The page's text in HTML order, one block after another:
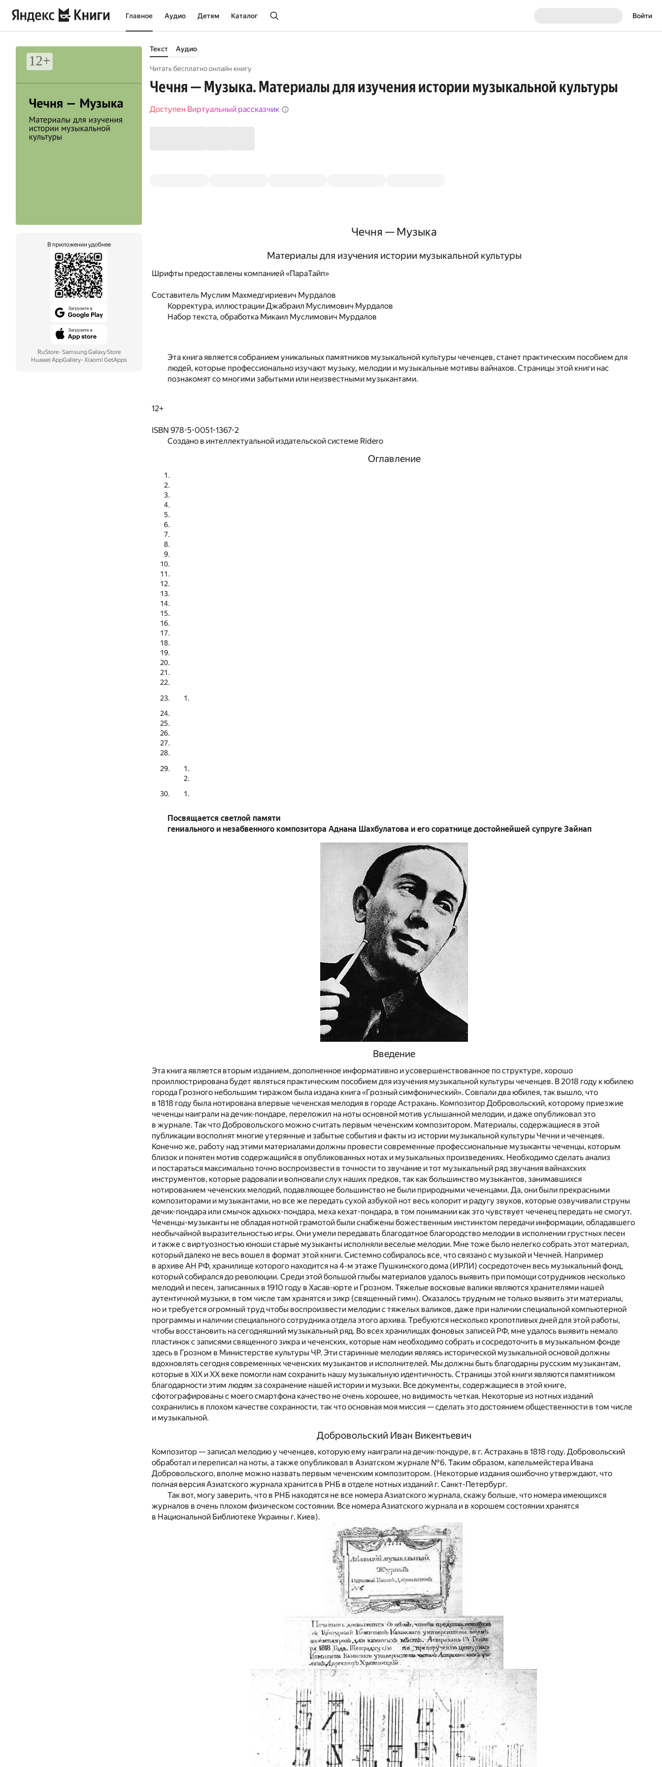
Главное Аудио Детям Каталог Войти
В приложении удобнее
RuStore· Samsung Galaxy Store
Huawei AppGallery· Xiaomi GetApps
Текст Аудио
Читать бесплатно онлайн книгу
Чечня — Музыка. Материалы для изучения истории музыкальной культуры
Доступен Виртуальный рассказчик
Чечня — Музыка
Материалы для изучения истории музыкальной культуры
Шрифты предоставлены компанией «ПараТайп»
Составитель Муслим Махмедгириевич Мурдалов
Корректура, иллюстрацииДжабраил Муслимович Мурдалов
Набор текста, обработка Микаил Муслимович Мурдалов
Эта книга является собранием уникальных памятников музыкальной культуры чеченцев, станет практическим пособием для
людей, которые профессионально изучают музыку, мелодии и музыкальные мотивы вайнахов. Страницы этой книги нас
познакомят со многими забытыми или неизвестными музыкантами.
12+
ISBN 978-5-0051-1367-2
Создано в интеллектуальной издательской системе Ridero
Оглавление
Посвящается светлой памяти
гениального и незабвенного композитора Аднана Шахбулатова и его соратнице достойнейшей супруге Зайнап
Введение
Эта книга является вторым изданием, дополненное информативно и усовершенствованное по структуре, хорошо
проиллюстрирована будет являться практическим пособием для изучения музыкальной культуры чеченцев. В 2018 году к юбилею
города Грозного небольшим тиражом была издана книга «Грозный симфонический». Совпали два юбилея, так вышло, что
в 1818 году была нотирована впервые чеченская мелодия в городе Астрахань. Композитор Добровольский, которому приезжие
чеченцы наиграли на дечик-пондаре, переложил на ноты основной мотив услышанной мелодии, и даже опубликовал это
в журнале. Так что Добровольского можно считать первым чеченским композитором. Материалы, содержащиеся в этой
публикации восполнят многие утерянные и забытые события и факты из истории музыкальной культуры Чечни и чеченцев.
Конечно же, работу над этими материалами должны провести современные профессиональные музыканты чеченцы, которым
близок и понятен мотив содержащийся в опубликованных нотах и музыкальных произведениях. Необходимо сделать анализ
и постараться максимально точно воспроизвести в точности то звучание и тот музыкальный ряд звучания вайнахских
инструментов, которые радовали и волновали слух наших предков, так как большинство музыкантов, занимавшихся
нотированием чеченских мелодий, подавляющее большинство не были природными чеченцами. Да, они были прекрасными
композиторами и музыкантами, но все же передать сухой азбукой нот весь колорит и радугу звуков, которые озвучивали струны
дечик-пондара или смычок адхьокх-пондара, меха кехат-пондара, в том понимании как это чувствует чеченец передать не смогут.
Чеченцы-музыканты не обладая нотной грамотой были снабжены божественным инстинктом передачи информации, обладавшего
необычайной выразительностью игры. Они умели передавать благодатное благородство мелодии в исполнении грустных песен
и также с виртуозностью юноши старые музыканты исполняли веселые мелодии. Мне тоже было нелегко собрать этот материал,
который далеко не весь вошел в формат этой книги. Системно собиралось все, что связано с музыкой и Чечней. Например
в архиве АН РФ, хранилище которого находится на 4-м этаже Пушкинского дома (ИРЛИ) сосредоточен весь музыкальный фонд,
который собирался до революции. Среди этой большой глыбы материалов удалось выявить при помощи сотрудников несколько
мелодий и песен, записанных в 1910 году в Хасав-юрте и Грозном. Тяжелые восковые валики являются хранителями нашей
аутентичной музыки, в том числе там хранятся и зикр (священный гимн). Оказалось трудным не только выявить эти материалы,
но и требуется огромный труд чтобы воспроизвести мелодии с тяжелых валиков, даже при наличии специальной компьютерной
программы и наличии специального сотрудника отдела этого архива. Требуются несколько кропотливых дней для этой работы,
чтобы восстановить на сегодняшний музыкальный ряд. Во всех хранилищах фоновых записей РФ, мне удалось выявить немало
пластинок с записями священного зикра и чеченских, которые нам необходимо собрать и сосредоточить в музыкальном фонде
здесь в Грозном в Министерстве культуры ЧР. Эти старинные мелодии являясь исторической музыкальной основой должны
вдохновлять сегодня современных чеченских музыкантов и исполнителей. Мы должны быть благодарны русским музыкантам,
которые в XIX и XX веке помогли нам сохранить нашу музыкальную идентичность. Страницы этой книги являются памятником
благодарности этим людям за сохранение нашей истории и музыки. Все документы, содержащиеся в этой книге,
сфотографированы с моего смартфона качество не очень хорошее, но видимость четкая. Некоторые из нотных изданий
сохранились в плохом качестве сохранности, так что основная моя миссия — сделать это достоянием общественности в том числе
и музыкальной.
Добровольский Иван Викентьевич
Композитор — записал мелодию у чеченцев, которую ему наиграли на дечик-пондуре, в г. Астрахань в 1818 году. Добровольский
обработал и переписал на ноты, а также опубликовал в Азиатском журнале №6. Таким образом, капельмейстера Ивана
Добровольского, вполне можно назвать первым чеченским композитором. (Некоторые издания ошибочно утверждают, что
полная версия Азиатского журнала хранится в РНБ в отделе нотных изданий г. Санкт-Петербург.
Так вот, могу заверить, что в РНБ находятся не все номера Азиатского журнала, скажу больше, что номера имеющихся
журналов в очень плохом физическом состоянии. Все номера Азиатского журнала и в хорошем состоянии хранятся
в Национальной Библиотеке Украины г. Киев).